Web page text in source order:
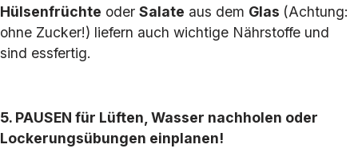
Hülsenfrüchte oder Salate aus dem Glas (Achtung:
ohne Zucker!) liefern auch wichtige Nährstoffe und
sind essfertig.
5. PAUSEN für Lüften, Wasser nachholen oder
Lockerungsübungen einplanen!